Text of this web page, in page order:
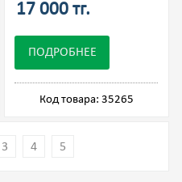
17 000 тг.
ПОДРОБНЕЕ
Код товара: 35265
3 4 5